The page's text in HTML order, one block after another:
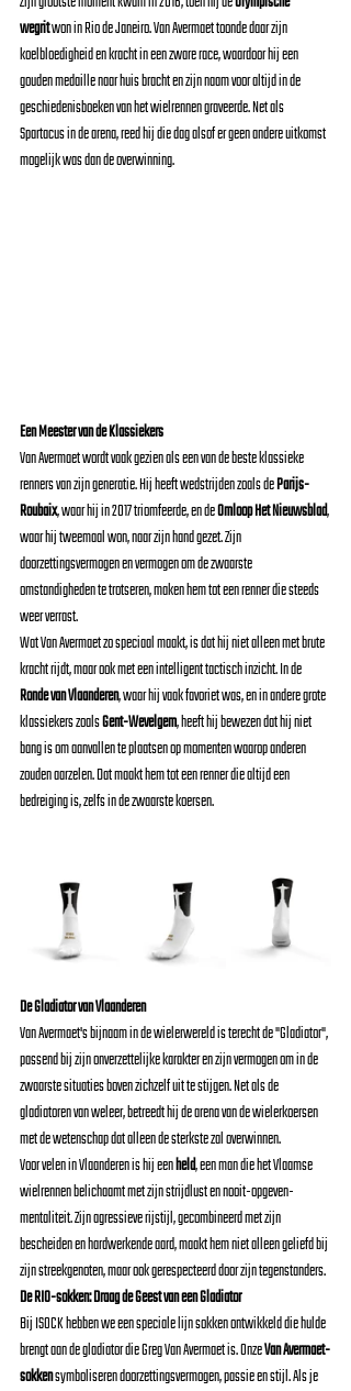
wegrit won in Rio de Janeiro. Van Avermaet toonde daar zijn
koelbloedigheid en kracht in een zware race, waardoor hij een
gouden medaille naar huis bracht en zijn naam voor altijd in de
geschiedenisboeken van het wielrennen graveerde. Net als
Spartacus in de arena, reed hij die dag alsof er geen andere uitkomst
mogelijk was dan de overwinning.
Een Meester van de Klassiekers
Van Avermaet wordt vaak gezien als een van de beste klassieke
renners van zijn generatie. Hij heeft wedstrijden zoals de Parijs-
Roubaix, waar hij in 2017 triomfeerde, en de Omloop Het Nieuwsblad,
waar hij tweemaal won, naar zijn hand gezet. Zijn
doorzettingsvermogen en vermogen om de zwaarste
omstandigheden te trotseren, maken hem tot een renner die steeds
weer verrast.
Wat Van Avermaet zo speciaal maakt, is dat hij niet alleen met brute
kracht rijdt, maar ook met een intelligent tactisch inzicht. In de
Ronde van Vlaanderen, waar hij vaak favoriet was, en in andere grote
klassiekers zoals Gent-Wevelgem, heeft hij bewezen dat hij niet
bang is om aanvallen te plaatsen op momenten waarop anderen
zouden aarzelen. Dat maakt hem tot een renner die altijd een
bedreiging is, zelfs in de zwaarste koersen.
De Gladiator van Vlaanderen
Van Avermaet's bijnaam in de wielerwereld is terecht de "Gladiator",
passend bij zijn onverzettelijke karakter en zijn vermogen om in de
zwaarste situaties boven zichzelf uit te stijgen. Net als de
gladiatoren van weleer, betreedt hij de arena van de wielerkoersen
met de wetenschap dat alleen de sterkste zal overwinnen.
Voor velen in Vlaanderen is hij een held, een man die het Vlaamse
wielrennen belichaamt met zijn strijdlust en nooit-opgeven-
mentaliteit. Zijn agressieve rijstijl, gecombineerd met zijn
bescheiden en hardwerkende aard, maakt hem niet alleen geliefd bij
zijn streekgenoten, maar ook gerespecteerd door zijn tegenstanders.
De RIO-sokken: Draag de Geest van een Gladiator
Bij ISOCK hebben we een speciale lijn sokken ontwikkeld die hulde
brengt aan de gladiator die Greg Van Avermaet is. Onze Van Avermaet-
sokken symboliseren doorzettingsvermogen, passie en stijl. Als je